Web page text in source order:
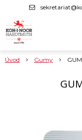
Úvod Gumy